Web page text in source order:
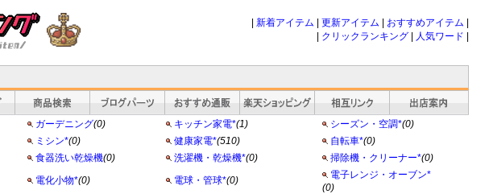
新着アイテム 更新アイテム おすすめアイテム
クリックランキング 人気ワード
ガーデニング(0) キッチン家電*(1) シーズン・空調*(0)
ミシン*(0) 健康家電*(510) 自転車*(0)
食器洗い乾燥機(0) 洗濯機・乾燥機*(0) 掃除機・クリーナー*(0)
電化小物*(0) 電球・管球*(0)
電子レンジ・オーブン*
(0)